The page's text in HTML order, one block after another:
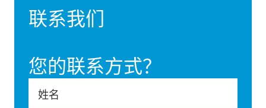
联系我们
您的联系方式？
姓名